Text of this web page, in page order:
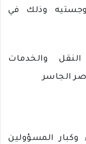
وذلك في
النقل
والخدمات
الجاسر
المسؤولين